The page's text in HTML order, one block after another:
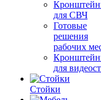
для СВЧ
Готовые
решения
рабочих
для
Стойки